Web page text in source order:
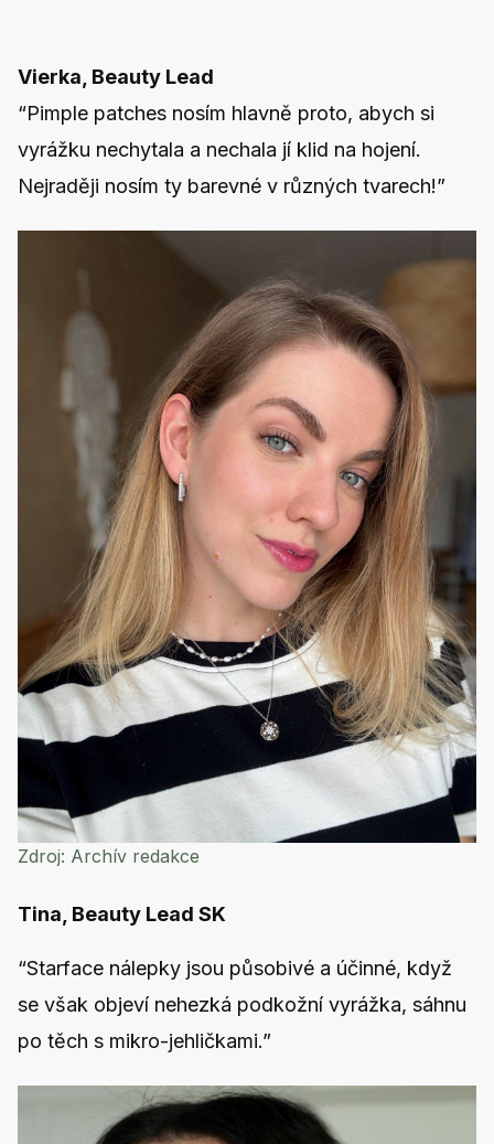
Vierka, Beauty Lead
“Pimple patches nosím hlavně proto, abych si
vyrážku nechytala a nechala jí klid na hojení.
Nejraději nosím ty barevné v různých tvarech!”
Zdroj: Archív redakce
Tina, Beauty Lead SK
“Starface nálepky jsou působivé a účinné, když
se však objeví nehezká podkožní vyrážka, sáhnu
po těch s mikro-jehličkami.”